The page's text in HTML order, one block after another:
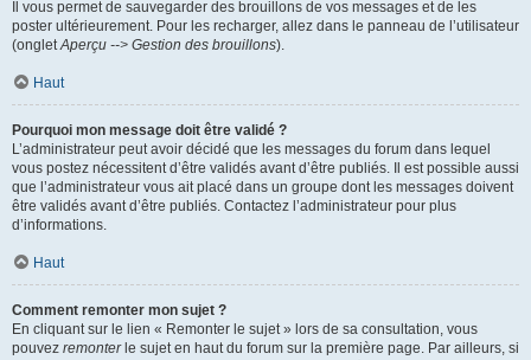
Il vous permet de sauvegarder des brouillons de vos messages et de les
poster ultérieurement. Pour les recharger, allez dans le panneau de l’utilisateur
(ongletAperçu --> Gestion des brouillons).
Haut
Pourquoi mon message doit être validé ?
L’administrateur peut avoir décidé que les messages du forum dans lequel
vous postez nécessitent d’être validés avant d’être publiés. Il est possible aussi
que l’administrateur vous ait placé dans un groupe dont les messages doivent
être validés avant d’être publiés. Contactez l’administrateur pour plus
d’informations.
Haut
Comment remonter mon sujet ?
En cliquant sur le lien « Remonter le sujet » lors de sa consultation, vous
pouvez remonterle sujet en haut du forum sur la première page. Par ailleurs, si